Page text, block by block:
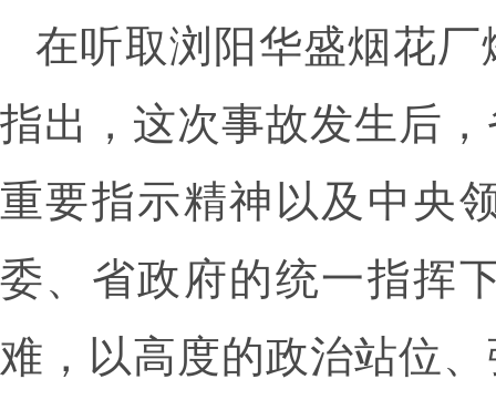
在听取浏阳华盛烟花
指出，这次事故发生后
重要指示精神以及中央
委、省政府的统一指挥
难，以高度的政治站位